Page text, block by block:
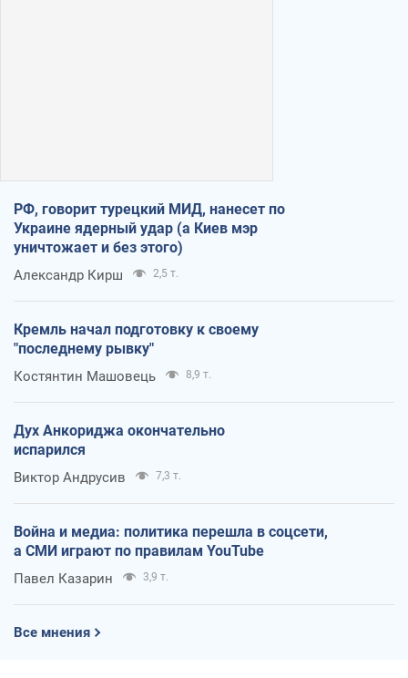
РФ, говорит турецкий МИД, нанесет по
Украине ядерный удар (а Киев мэр
уничтожает и без этого)
Александр Кирш 2,5 т.
Кремль начал подготовку к своему
"последнему рывку"
Костянтин Машовець 8,9 т.
Дух Анкориджа окончательно
испарился
Виктор Андрусив 7,3 т.
Война и медиа: политика перешла в соцсети,
а СМИ играют по правилам YouTube
Павел Казарин 3,9 т.
Все мнения